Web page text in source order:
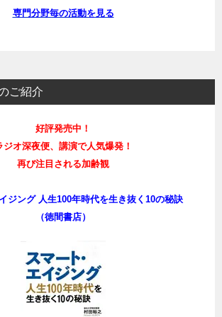
専門分野毎の活動を見る
ご紹介
好評発売中！
ジオ深夜便、講演で人気爆発！
再び注目される加齢観
ジング 人生100年時代を生き抜く10の秘訣
（徳間書店）